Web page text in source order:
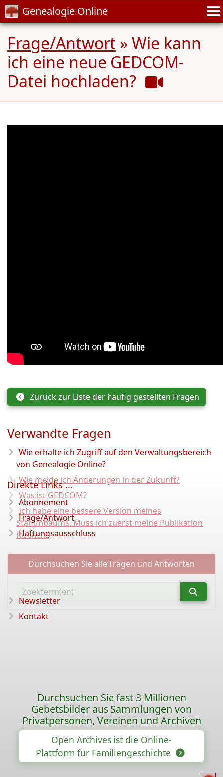
Genealogie Online
Frage/Antwort » Wie kann
ich eine neue GEDCOM-
Datei hochladen?
Zurück zur Liste der häufig gestellten Fragen
Verwandte Fragen
Wie erhalte ich Zugriff auf den Verwaltungsbereich
von Genealogie Online?
Wie melde ich Änderungen in der Zukunft?
Was ist GEDCOM?
Ich habe eine bessere Version meines
Stammbaums. Muss ich zuerst meine Publikation
löschen?
Durchsuchen Sie alle Fragen und Antworten
Direkte Links ...
Abonnement
Frage/Antwort
Haftungsausschluss
Newsletter
Kontakt
Durchsuchen Sie fast 3 Millionen
Gebetsbilder aus Sammlungen von
Privatpersonen, Vereinen und Archiven
Open Archives ist die Online-
Plattform für Familiengeschichte